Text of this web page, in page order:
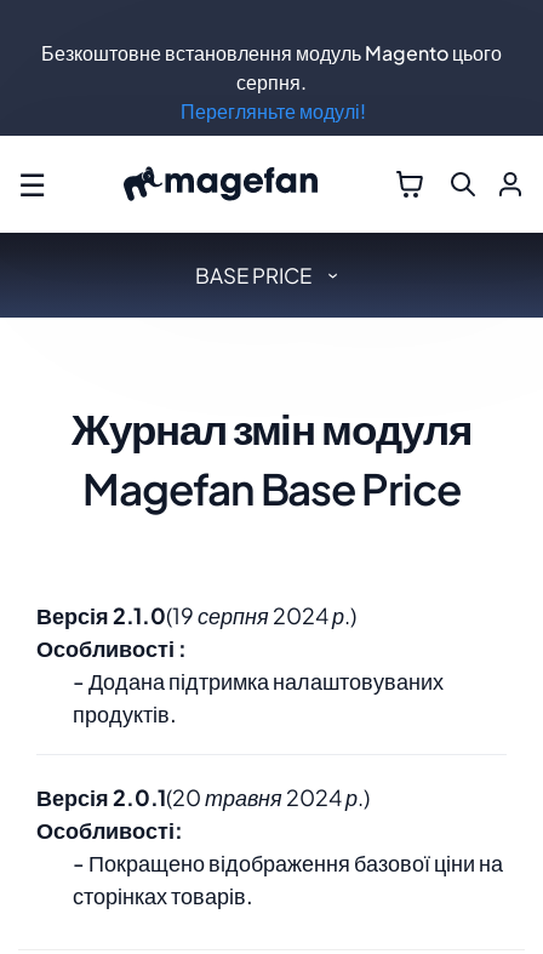
☰
BASE PRICE
Журнал змін модуля
Magefan Base Price
Версія 2.1.0(19 серпня 2024 р.)
Особливості :
- Додана підтримка налаштовуваних
продуктів.
Версія 2.0.1(20 травня 2024 р.)
Особливості:
- Покращено відображення базової ціни на
сторінках товарів.
Безкоштовне встановлення модуль Magento цього
серпня.
Перегляньте модулі!